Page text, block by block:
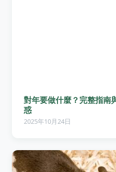
對年要做什麼？完整指南
惑
2025年10月24日